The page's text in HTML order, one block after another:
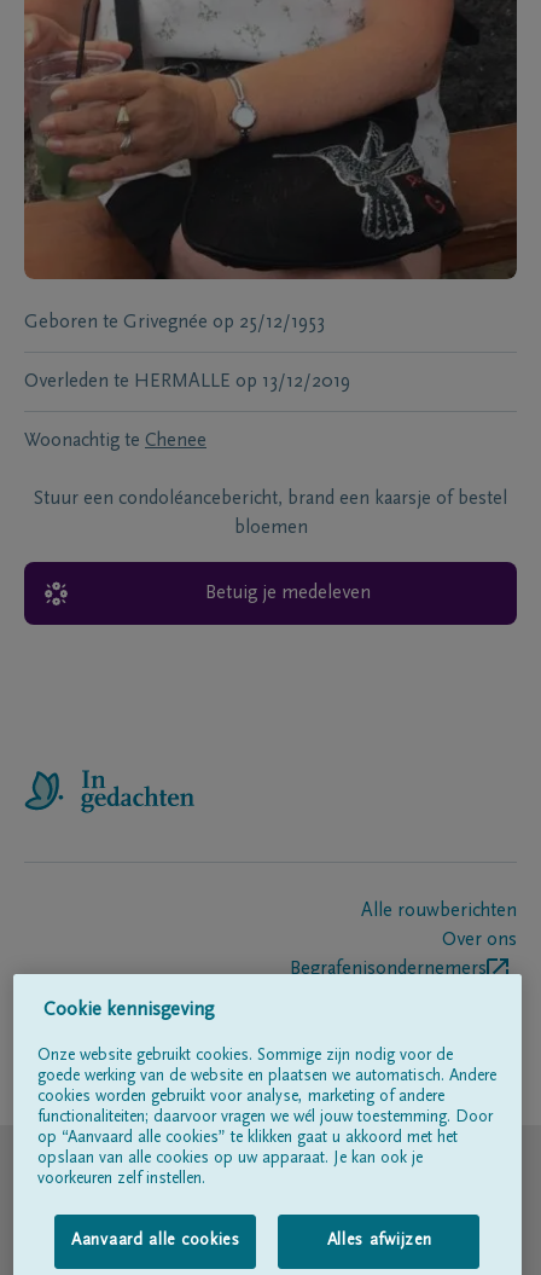
Geboren te Grivegnée op 25/12/1953
Overleden te HERMALLE op 13/12/2019
Woonachtig te Chenee
Stuur een condoléancebericht, brand een kaarsje of bestel
bloemen
Betuig je medeleven
Alle rouwberichten
Over ons
Begrafenisondernemers
Volg ons op
© DELA
Gebruiksvoorwaarden
Privacyverklaring
Cookie kennisgeving
Onze website gebruikt cookies. Sommige zijn nodig voor de
goede werking van de website en plaatsen we automatisch. Andere
cookies worden gebruikt voor analyse, marketing of andere
functionaliteiten; daarvoor vragen we wél jouw toestemming. Door
op “Aanvaard alle cookies” te klikken gaat u akkoord met het
opslaan van alle cookies op uw apparaat. Je kan ook je
voorkeuren zelf instellen.
Aanvaard alle cookies Alles afwijzen